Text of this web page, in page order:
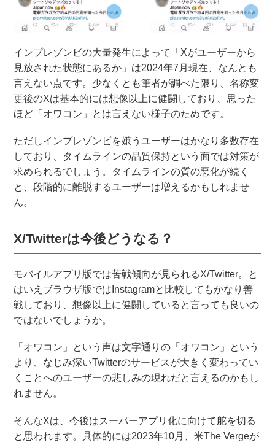
インプレゾンビの大量発生によって「Xがユーザーから
見放された状態にあるか」は2024年7月現在、なんとも
言えない点です。少なくとも筆者が調べた限り、名称変
更後のXは基本的には想像以上に健闘しており、思った
ほど「オワコン」とは言えない様子のためです。
ただしインプレゾンビを嫌うユーザーはかなり多数存在
しており、タイムラインの品質保持という面では対策が
求められるでしょう。タイムラインの質の悪化が続く
と、段階的に離脱するユーザーは増えるかもしれませ
ん。
X/Twitterは今後どうなる？
モバイルアプリ版では苦戦傾向が見られるX/Twitter。と
はいえブラウザ版ではInstagramと比較してもかなり善
戦しており、想像以上に健闘していると言っても良いの
ではないでしょうか。
「オワコン」という声は文字通りの「オワコン」という
より、なじみ深いTwitterのサービスが大きく変わってい
くことへのユーザーの悲しみの現れだと言えるのかもし
れません。
そんなXは、今後はスーパーアプリ化に向けて舵を切る
と思われます。具体的には2023年10月、米The Vergeが